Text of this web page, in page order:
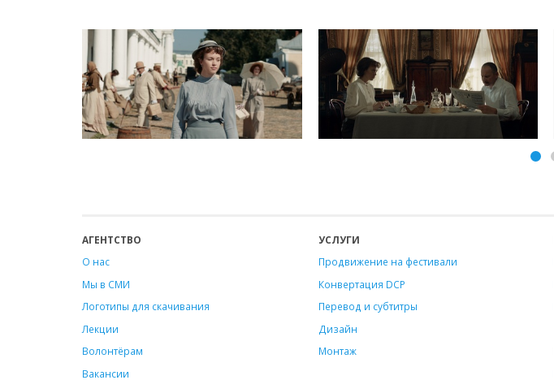
АГЕНТСТВО
О нас
Мы в СМИ
Логотипы для скачивания
Лекции
Волонтёрам
Вакансии
УСЛУГИ
Продвижение на фестивали
Конвертация DCP
Перевод и субтитры
Дизайн
Монтаж